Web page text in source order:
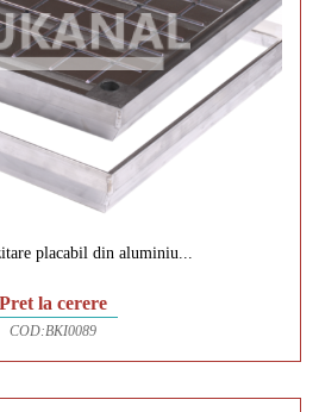
placabil din aluminiu...
Pret la cerere
COD:BKI0089